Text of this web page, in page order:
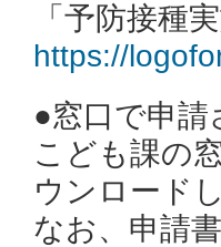
「予防接種
https://
●窓口で申請
こども課の
ウンロード
なお、 申請